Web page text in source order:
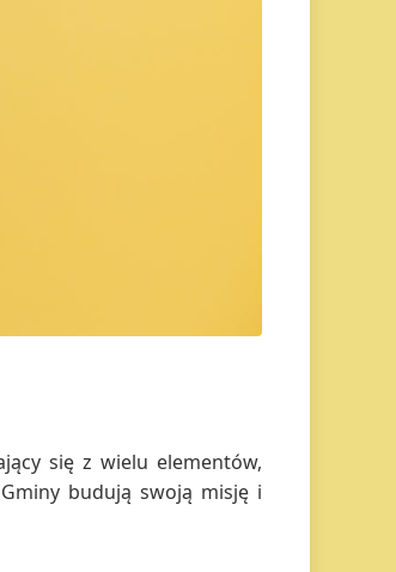
się z wielu elementów,
budują swoją misję i